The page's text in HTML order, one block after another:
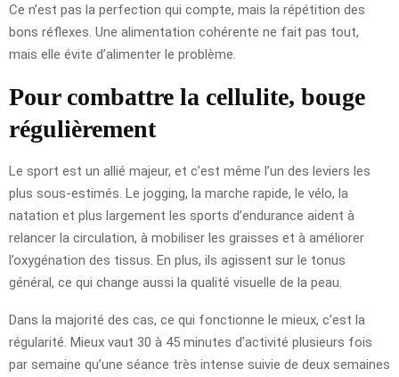
Ce n’est pas la perfection qui compte, mais la répétition des
bons réflexes. Une alimentation cohérente ne fait pas tout,
mais elle évite d’alimenter le problème.
Pour combattre la cellulite, bouge
régulièrement
Le sport est un allié majeur, et c’est même l’un des leviers les
plus sous-estimés. Le jogging, la marche rapide, le vélo, la
natation et plus largement les sports d’endurance aident à
relancer la circulation, à mobiliser les graisses et à améliorer
l’oxygénation des tissus. En plus, ils agissent sur le tonus
général, ce qui change aussi la qualité visuelle de la peau.
Dans la majorité des cas, ce qui fonctionne le mieux, c’est la
régularité. Mieux vaut 30 à 45 minutes d’activité plusieurs fois
par semaine qu’une séance très intense suivie de deux semaines